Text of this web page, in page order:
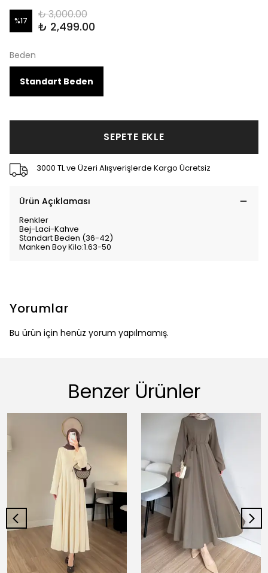
%17 ₺ 3,000.00
₺ 2,499.00
Beden
Standart Beden
SEPETE EKLE
3000 TL ve Üzeri Alışverişlerde Kargo Ücretsiz
Ürün Açıklaması
Renkler
Bej-Laci-Kahve
Standart Beden (36-42)
Manken Boy Kilo:1.63-50
Yorumlar
Bu ürün için henüz yorum yapılmamış.
Benzer Ürünler